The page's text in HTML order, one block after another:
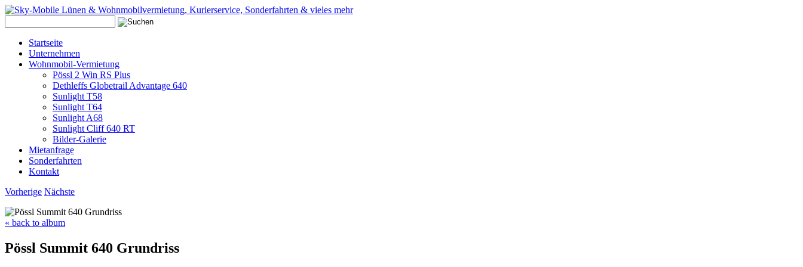
Startseite
Unternehmen
Wohnmobil-Vermietung
Pössl 2 Win RS Plus
Dethleffs Globetrail Advantage 640
Sunlight T58
Sunlight T64
Sunlight A68
Sunlight Cliff 640 RT
Bilder-Galerie
Mietanfrage
Sonderfahrten
Kontakt
Vorherige Nächste
« back to album
Pössl Summit 640 Grundriss